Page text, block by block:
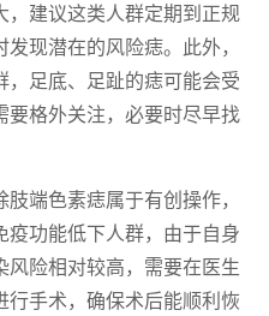
，建议这类人群定期到正规
现潜在的风险痣。此外，
足底、足趾的痣可能会受
要格外关注，必要时尽早找
端色素痣属于有创操作，
功能低下人群，由于自身
险相对较高，需要在医生
行手术，确保术后能顺利恢